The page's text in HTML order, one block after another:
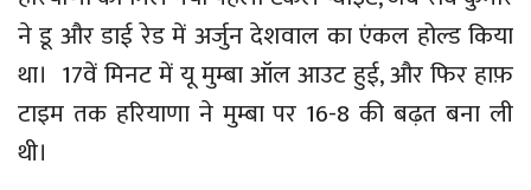
ने डू और डाई रेड में अर्जुन देशवाल का एंकल होल्ड किया
था। 17वें मिनट में यू मुम्बा ऑल आउट हुई, और फिर हाफ़
टाइम तक हरियाणा ने मुम्बा पर 16-8 की बढ़त बना ली
थी।